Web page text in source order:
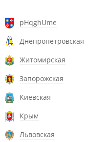
pHqghUme
Днепропетровская
Житомирская
Запорожская
Киевская
Крым
Львовская